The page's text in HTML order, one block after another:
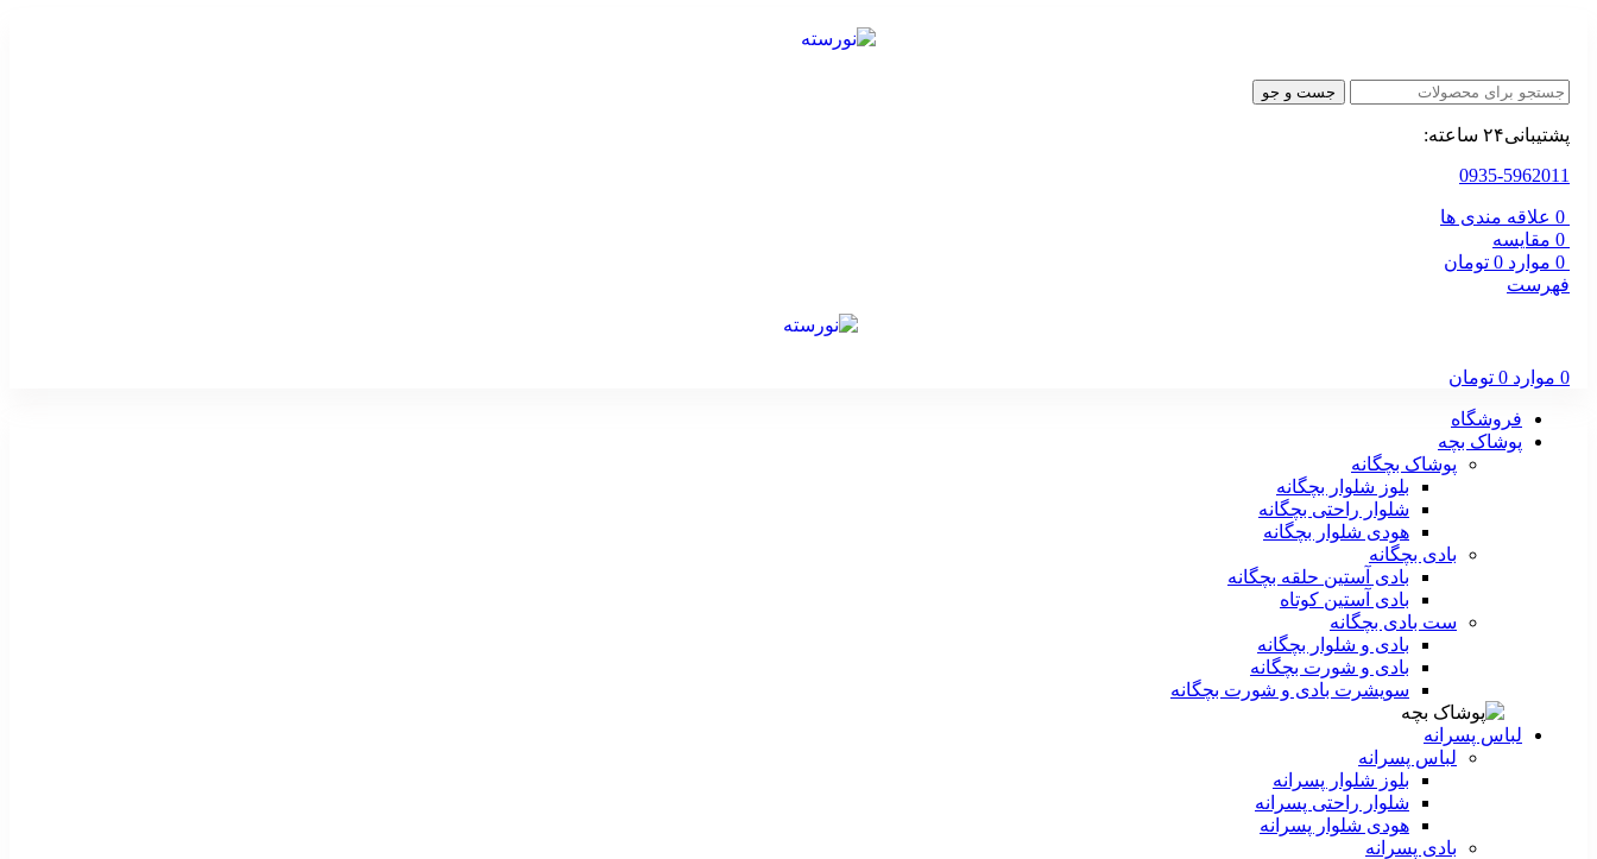
جست و جو
پشتیبانی۲۴ ساعته:
0935-5962011
0 علاقه مندی ها
0 مقایسه
0 موارد 0 تومان
فهرست
0 موارد 0 تومان
فروشگاه
پوشاک بچه
پوشاک بچگانه
بلوز شلوار بچگانه
شلوار راحتی بچگانه
هودی شلوار بچگانه
بادی بچگانه
بادی آستین حلقه بچگانه
بادی آستین کوتاه
ست‌ بادی بچگانه
بادی و شلوار بچگانه
بادی و شورت بچگانه
سویشرت بادی و شورت بچگانه
لباس پسرانه
لباس پسرانه
بلوز شلوار پسرانه
شلوار راحتی پسرانه
هودی شلوار پسرانه
بادی پسرانه